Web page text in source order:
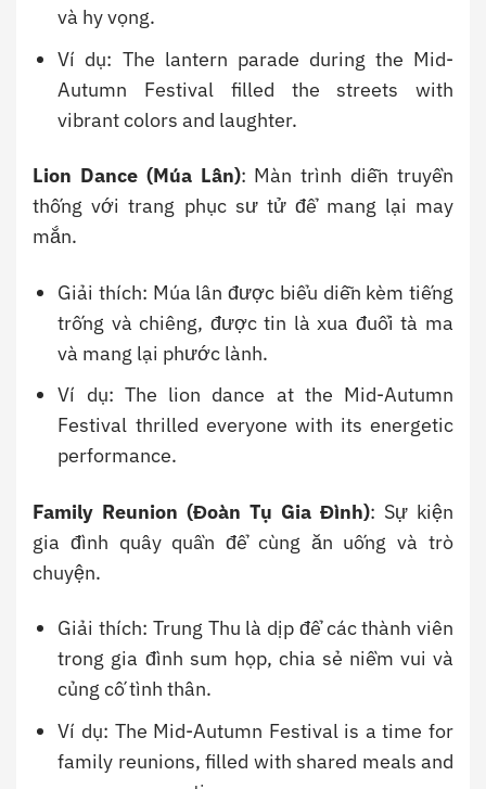
và hy vọng.
Ví dụ: The lantern parade during the Mid-
Autumn Festival filled the streets with
vibrant colors and laughter.
Lion Dance (Múa Lân): Màn trình diễn truyền
thống với trang phục sư tử để mang lại may
mắn.
Giải thích: Múa lân được biểu diễn kèm tiếng
trống và chiêng, được tin là xua đuổi tà ma
và mang lại phước lành.
Ví dụ: The lion dance at the Mid-Autumn
Festival thrilled everyone with its energetic
performance.
Family Reunion (Đoàn Tụ Gia Đình): Sự kiện
gia đình quây quần để cùng ăn uống và trò
chuyện.
Giải thích: Trung Thu là dịp để các thành viên
trong gia đình sum họp, chia sẻ niềm vui và
củng cố tình thân.
Ví dụ: The Mid-Autumn Festival is a time for
family reunions, filled with shared meals and